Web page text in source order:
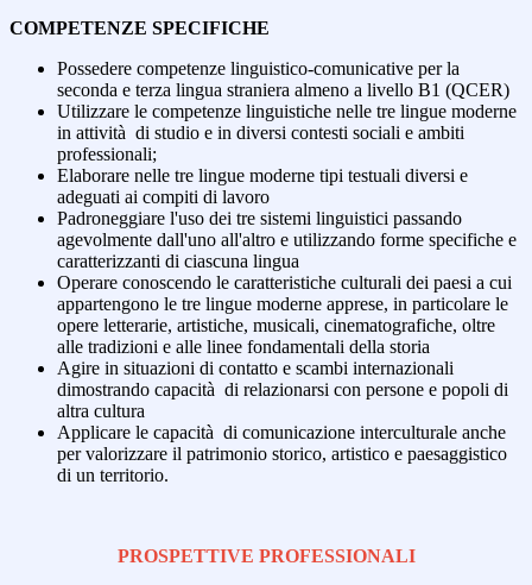
COMPETENZE SPECIFICHE
Possedere competenze linguistico-comunicative per la
seconda e terza lingua straniera almeno a livello B1 (QCER)
Utilizzare le competenze linguistiche nelle tre lingue moderne
in attività di studio e in diversi contesti sociali e ambiti
professionali;
Elaborare nelle tre lingue moderne tipi testuali diversi e
adeguati ai compiti di lavoro
Padroneggiare l'uso dei tre sistemi linguistici passando
agevolmente dall'uno all'altro e utilizzando forme specifiche e
caratterizzanti di ciascuna lingua
Operare conoscendo le caratteristiche culturali dei paesi a cui
appartengono le tre lingue moderne apprese, in particolare le
opere letterarie, artistiche, musicali, cinematografiche, oltre
alle tradizioni e alle linee fondamentali della storia
Agire in situazioni di contatto e scambi internazionali
dimostrando capacità di relazionarsi con persone e popoli di
altra cultura
Applicare le capacità di comunicazione interculturale anche
per valorizzare il patrimonio storico, artistico e paesaggistico
di un territorio.
PROSPETTIVE PROFESSIONALI